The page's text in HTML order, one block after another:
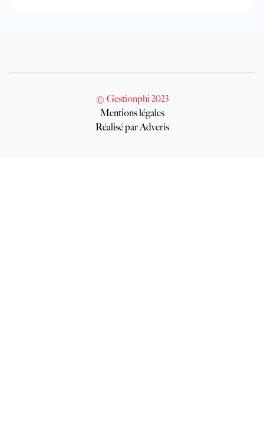
© Gestionphi 2023
Mentions légales
Réalisé par Adveris